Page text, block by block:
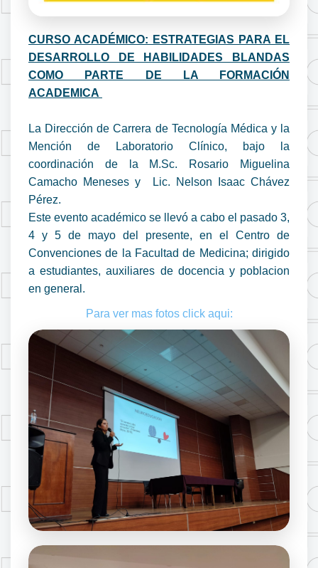
CURSO ACADÉMICO: ESTRATEGIAS PARA EL
DESARROLLO DE HABILIDADES BLANDAS
COMO PARTE DE LA FORMACIÓN
ACADEMICA
La Dirección de Carrera de Tecnología Médica y la
Mención de Laboratorio Clínico, bajo la
coordinación de la M.Sc. Rosario Miguelina
Camacho Meneses y Lic. Nelson Isaac Chávez
Pérez.
Este evento académico se llevó a cabo el pasado 3,
4 y 5 de mayo del presente, en el Centro de
Convenciones de la Facultad de Medicina; dirigido
a estudiantes, auxiliares de docencia y poblacion
en general.
Para ver mas fotos click aqui: